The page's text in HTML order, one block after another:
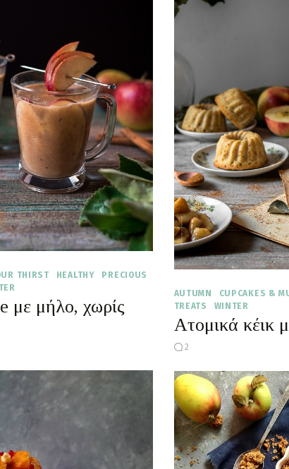
THIRST HEALTHY
PRECIOUS
με μήλο, χωρίς
AUTUMN CUPCAKES &
TREATS
WINTER
Ατομικά κέικ
2